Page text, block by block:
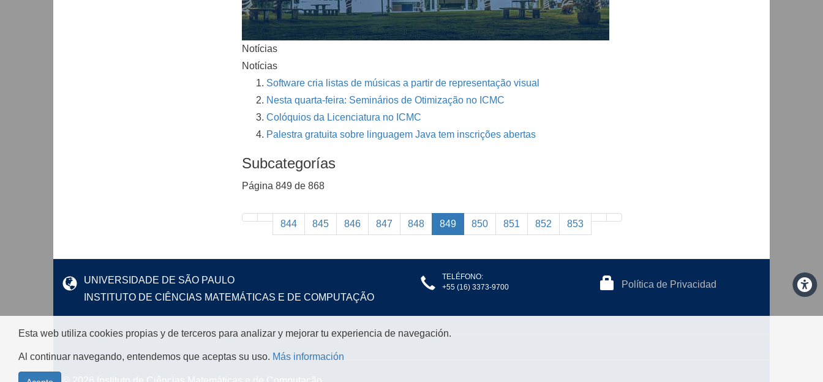
Notícias
Notícias
Software cria listas de músicas a partir de representação visual
Nesta quarta-feira: Seminários de Otimização no ICMC
Colóquios da Licenciatura no ICMC
Palestra gratuita sobre linguagem Java tem inscrições abertas
Subcategorías
Página 849 de 868
844 845 846 847 848 849 850 851 852 853
UNIVERSIDADE DE SÃO PAULO
INSTITUTO DE CIÊNCIAS MATEMÁTICAS E DE COMPUTAÇÃO
TELÉFONO:
+55 (16) 3373-9700
Política de Privacidad
Esta web utiliza cookies propias y de terceros para analizar y mejorar tu experiencia de navegación.
Al continuar navegando, entendemos que aceptas su uso. Más información